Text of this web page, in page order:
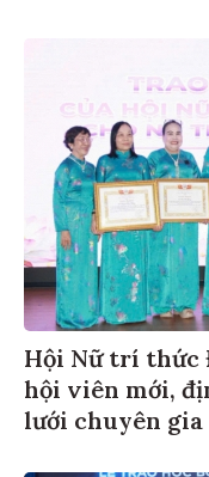
Hội Nữ trí thức
hội viên mới,
lưới chuyên